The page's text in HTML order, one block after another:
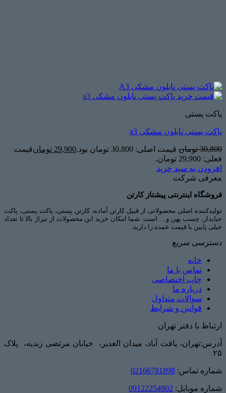
پاکت پستی
پاکت پستی نایلون مشکی a3
30,800 تومان قیمت اصلی: 30,800 تومان بود. 29,900 تومانقیمت
فعلی: 29,900 تومان.
افزودن به سبد خرید
معرفی شرکت
فروشگاه اینترنتی پیشتاز کارتن
تولیدکننده اصلی محصولاتی از قبیل کارتن آماده، کارتن پستی، پاکت پستی، پاکت
حبابدار، چسب پهن و… است. شما امکان خرید این محصولات از تیراژ بالا تا تعداد
خیلی پایین با قیمت عمده را دارید.
دسترسی سریع
خانه
تماس با ما
چاپ اختصاصی
درباره ما
سوالات متداول
قوانین و شرایط
ارتباط با دفتر تهران
آدرس:تهران، یافت آباد، میدان الغدیر، خیابان مرتضی زندیه، پلاک
۲۵
شماره تماس: 02166781898
شماره موبایل: 09122254802